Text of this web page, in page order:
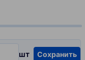
шт Сохранить